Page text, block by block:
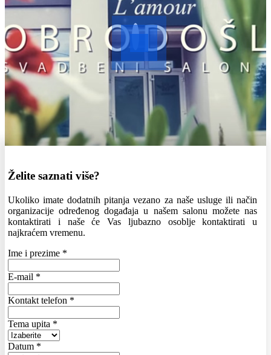
Želite saznati više?
Ukoliko imate dodatnih pitanja vezano za naše usluge ili način
organizacije određenog događaja u našem salonu možete nas
kontaktirati i naše će Vas ljubazno osoblje kontaktirati u
najkraćem vremenu.
Ime i prezime *
E-mail *
Kontakt telefon *
Tema upita *
Datum *